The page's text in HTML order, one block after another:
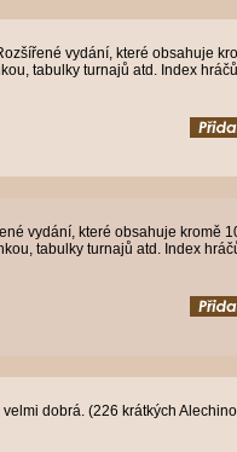
vydání, které obsahuje
tabulky turnajů atd. Index
vydání, které obsahuje kromě
tabulky turnajů atd. Index
dobrá. (226 krátkých